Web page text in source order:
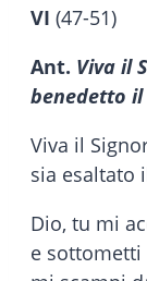
VI (47-51)
Ant. Viva il
benedetto il
Viva il
sia esaltato
Dio, tu mi
e